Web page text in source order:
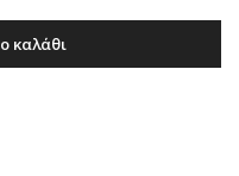
καλάθι